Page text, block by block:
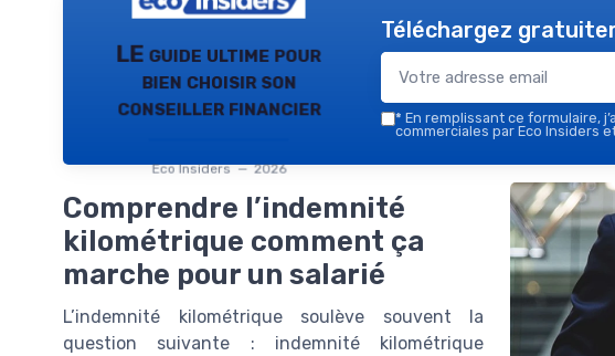
LE guide ultime pour
bien choisir son
conseiller financier
Eco Insiders — 2026
Téléchargez
* En remplissant ce formulaire,
commerciales par Eco Insiders
Comprendre l’indemnité
kilométrique comment ça
marche pour un salarié
L’indemnité kilométrique soulève souvent la
question suivante : indemnité kilométrique